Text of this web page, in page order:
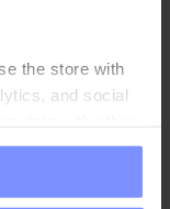
the store with
and social
that they have
you agree?
metalli pesanti